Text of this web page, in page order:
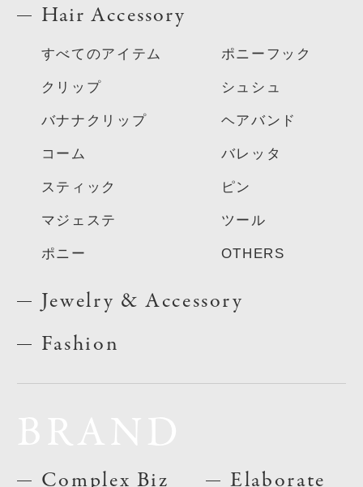
Hair Accessory
すべてのアイテム
クリップ
バナナクリップ
コーム
スティック
マジェステ
ポニー
ポニーフック
シュシュ
ヘアバンド
バレッタ
ピン
ツール
OTHERS
Jewelry & Accessory
Fashion
Complex Biz
Elaborate